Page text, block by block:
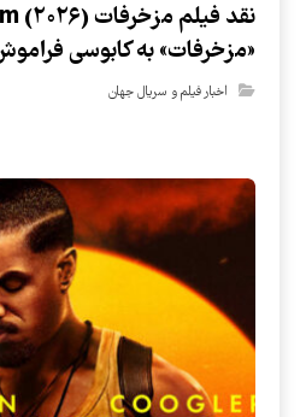
«مزخرفات» به کابوسی
اخبار فیلم و سریال جهان